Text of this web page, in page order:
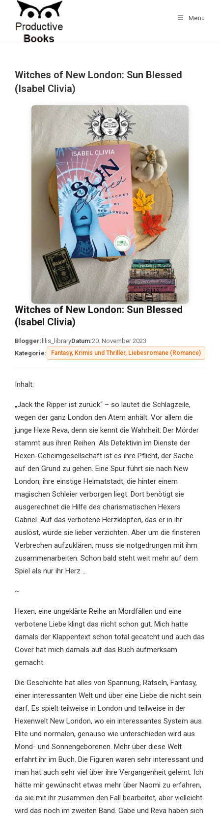
springen
Menü
Witches of New London: Sun Blessed
(Isabel Clivia)
Witches of New London: Sun Blessed
(Isabel Clivia)
Blogger:lilis_libraryDatum:20. November 2023
Kategorie:
Fantasy, Krimis und Thriller, Liebesromane (Romance)
Inhalt:
„Jack the Ripper ist zurück“ – so lautet die Schlagzeile,
wegen der ganz London den Atem anhält. Vor allem die
junge Hexe Reva, denn sie kennt die Wahrheit: Der Mörder
stammt aus ihren Reihen. Als Detektivin im Dienste der
Hexen-Geheimgesellschaft ist es ihre Pflicht, der Sache
auf den Grund zu gehen. Eine Spur führt sie nach New
London, ihre einstige Heimatstadt, die hinter einem
magischen Schleier verborgen liegt. Dort benötigt sie
ausgerechnet die Hilfe des charismatischen Hexers
Gabriel. Auf das verbotene Herzklopfen, das er in ihr
auslöst, würde sie lieber verzichten. Aber um die finsteren
Verbrechen aufzuklären, muss sie notgedrungen mit ihm
zusammenarbeiten. Schon bald steht weit mehr auf dem
Spiel als nur ihr Herz …
~
Hexen, eine ungeklärte Reihe an Mordfällen und eine
verbotene Liebe klingt das nicht schon gut. Mich hatte
damals der Klappentext schon total gecatcht und auch das
Cover hat mich damals auf das Buch aufmerksam
gemacht.
Die Geschichte hat alles von Spannung, Rätseln, Fantasy,
einer interessanten Welt und über eine Liebe die nicht sein
darf. Es spielt teilweise in London und teilweise in der
Hexenwelt New London, wo ein interessantes System aus
Elite und normalen, genauso wie unterschieden wird aus
Mond- und Sonnengeborenen. Mehr über diese Welt
erfahrt ihr im Buch. Die Figuren waren sehr interessant und
man hat auch sehr viel über ihre Vergangenheit gelernt. Ich
hätte mir gewünscht etwas mehr über Naomi zu erfahren,
da sie mit ihr zusammen den Fall bearbeitet, aber vielleicht
wird das noch im zweiten Band. Gabe und Reva haben sich